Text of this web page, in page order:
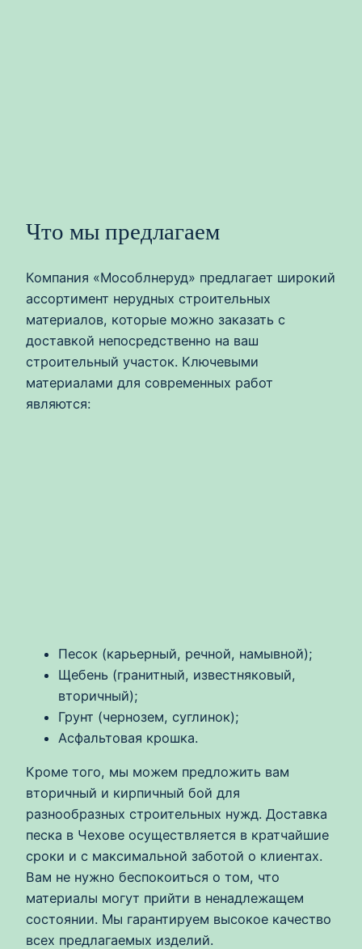
Что мы предлагаем
Компания «Мособлнеруд» предлагает широкий
ассортимент нерудных строительных
материалов, которые можно заказать с
доставкой непосредственно на ваш
строительный участок. Ключевыми
материалами для современных работ
являются:
Песок (карьерный, речной, намывной);
Щебень (гранитный, известняковый,
вторичный);
Грунт (чернозем, суглинок);
Асфальтовая крошка.
Кроме того, мы можем предложить вам
вторичный и кирпичный бой для
разнообразных строительных нужд. Доставка
песка в Чехове осуществляется в кратчайшие
сроки и с максимальной заботой о клиентах.
Вам не нужно беспокоиться о том, что
материалы могут прийти в ненадлежащем
состоянии. Мы гарантируем высокое качество
всех предлагаемых изделий.